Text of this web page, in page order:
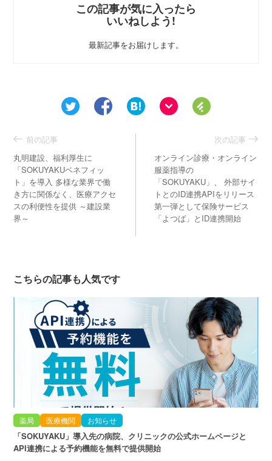
この記事が気に入ったら
いいねしよう!
最新記事をお届けします。
前の記事
丸明建設、福利厚生に
「SOKUYAKUベネフィッ
ト」を導入 多様な業界で働
き方に関係なく、医療アクセ
スの利便性を提供 ～建設業
界～
次の記事
オンライン診療・オンライン
服薬指導の
「SOKUYAKU」、 外部サイ
トとのID連携APIをリリース
第一弾として保険サービス
「よつば」とID連携開始
こちらの記事も人気です
薬局 医療機関 お知らせ
「SOKUYAKU」導入先の病院、クリニックの公式ホームページと
API連携による予約機能を無料で提供開始